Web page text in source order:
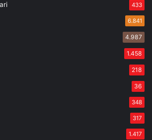
433
6.841
4.987
1.458
218
36
348
317
1.417